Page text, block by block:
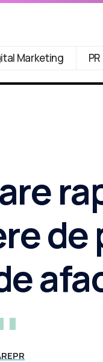
Marketing PR
de